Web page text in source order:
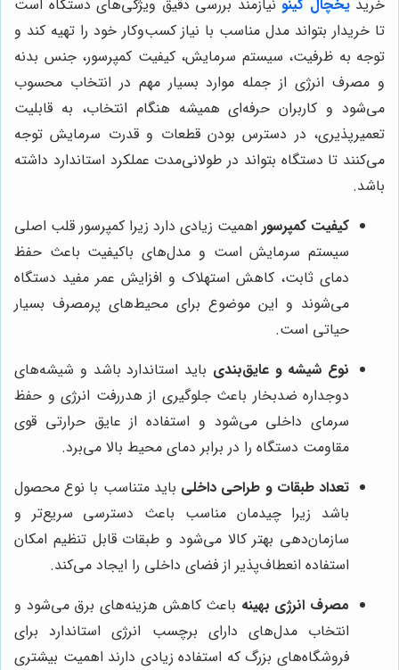
خریدیخچال کینو نیازمند بررسی دقیق ویژگی‌های دستگاه است
تا خریدار بتواند مدل مناسب با نیاز کسب‌وکار خود را تهیه کند و
توجه به ظرفیت، سیستم سرمایش، کیفیت کمپرسور، جنس بدنه
و مصرف انرژی از جمله موارد بسیار مهم در انتخاب محسوب
می‌شود و کاربران حرفه‌ای همیشه هنگام انتخاب، به قابلیت
تعمیرپذیری، در دسترس بودن قطعات و قدرت سرمایش توجه
می‌کنند تا دستگاه بتواند در طولانی‌مدت عملکرد استاندارد داشته
باشد.
کیفیت کمپرسور اهمیت زیادی دارد زیرا کمپرسور قلب اصلی
سیستم سرمایش است و مدل‌های باکیفیت باعث حفظ
دمای ثابت، کاهش استهلاک و افزایش عمر مفید دستگاه
می‌شوند و این موضوع برای محیط‌های پرمصرف بسیار
حیاتی است.
نوع شیشه و عایق‌بندی باید استاندارد باشد و شیشه‌های
دوجداره ضدبخار باعث جلوگیری از هدررفت انرژی و حفظ
سرمای داخلی می‌شود و استفاده از عایق حرارتی قوی
مقاومت دستگاه را در برابر دمای محیط بالا می‌برد.
تعداد طبقات و طراحی داخلی باید متناسب با نوع محصول
باشد زیرا چیدمان مناسب باعث دسترسی سریع‌تر و
سازمان‌دهی بهتر کالا می‌شود و طبقات قابل تنظیم امکان
استفاده انعطاف‌پذیر از فضای داخلی را ایجاد می‌کند.
مصرف انرژی بهینه باعث کاهش هزینه‌های برق می‌شود و
انتخاب مدل‌های دارای برچسب انرژی استاندارد برای
فروشگاه‌های بزرگ که استفاده زیادی دارند اهمیت بیشتری